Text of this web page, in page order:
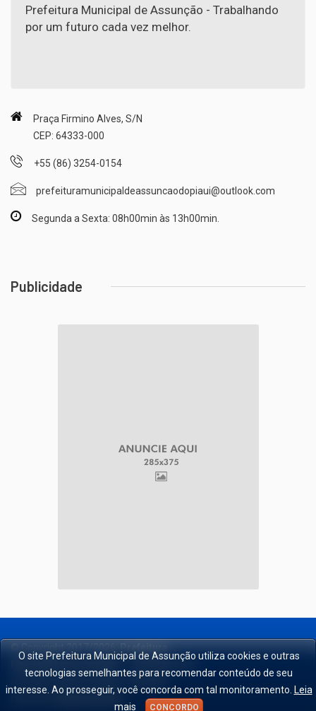
Prefeitura Municipal de Assunção - Trabalhando
por um futuro cada vez melhor.
Praça Firmino Alves, S/N
CEP: 64333-000
+55 (86) 3254-0154
prefeituramunicipaldeassuncaodopiaui@outlook.com
Segunda a Sexta: 08h00min às 13h00min.
Publicidade
© Copyright 2017/2026, Prefeitura
-
Trabalhando por
um futuro cada vez melhor.
. All rights
Desenvolverdor
O site Prefeitura Municipal de Assunção utiliza cookies e outras
tecnologias semelhantes para recomendar conteúdo de seu
interesse. Ao prosseguir, você concorda com tal monitoramento. Leia
mais
CONCORDO